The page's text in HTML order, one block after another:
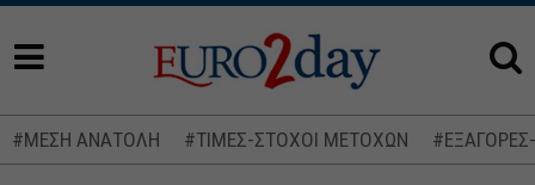
#ΜΕΣΗ ΑΝΑΤΟΛΗ #ΤΙΜΕΣ-ΣΤΟΧΟΙ ΜΕΤΟΧΩΝ